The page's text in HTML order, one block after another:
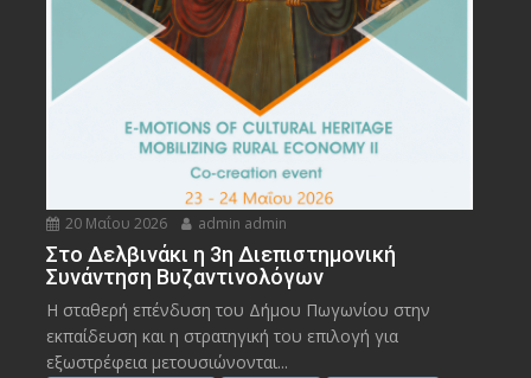
20 Μαΐου 2026 admin admin
Στο Δελβινάκι η 3η Διεπιστημονική
Συνάντηση Βυζαντινολόγων
Η σταθερή επένδυση του Δήμου Πωγωνίου στην
εκπαίδευση και η στρατηγική του επιλογή για
εξωστρέφεια μετουσιώνονται...